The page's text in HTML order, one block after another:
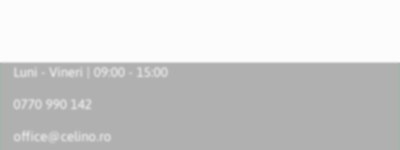
Luni - Vineri | 09:00 - 15:00
0770 990 142
office@celino.ro